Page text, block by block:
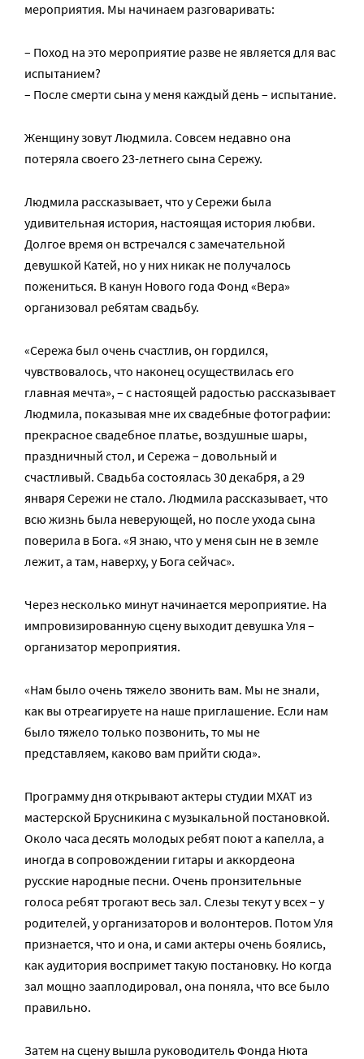
мероприятия. Мы начинаем разговаривать:
– Поход на это мероприятие разве не является для вас
испытанием?
– После смерти сына у меня каждый день – испытание.
Женщину зовут Людмила. Совсем недавно она
потеряла своего 23-летнего сына Сережу.
Людмила рассказывает, что у Сережи была
удивительная история, настоящая история любви.
Долгое время он встречался с замечательной
девушкой Катей, но у них никак не получалось
пожениться. В канун Нового года Фонд «Вера»
организовал ребятам свадьбу.
«Сережа был очень счастлив, он гордился,
чувствовалось, что наконец осуществилась его
главная мечта», – с настоящей радостью рассказывает
Людмила, показывая мне их свадебные фотографии:
прекрасное свадебное платье, воздушные шары,
праздничный стол, и Сережа – довольный и
счастливый. Свадьба состоялась 30 декабря, а 29
января Сережи не стало. Людмила рассказывает, что
всю жизнь была неверующей, но после ухода сына
поверила в Бога. «Я знаю, что у меня сын не в земле
лежит, а там, наверху, у Бога сейчас».
Через несколько минут начинается мероприятие. На
импровизированную сцену выходит девушка Уля –
организатор мероприятия.
«Нам было очень тяжело звонить вам. Мы не знали,
как вы отреагируете на наше приглашение. Если нам
было тяжело только позвонить, то мы не
представляем, каково вам прийти сюда».
Программу дня открывают актеры студии МХАТ из
мастерской Брусникина с музыкальной постановкой.
Около часа десять молодых ребят поют а капелла, а
иногда в сопровождении гитары и аккордеона
русские народные песни. Очень пронзительные
голоса ребят трогают весь зал. Слезы текут у всех – у
родителей, у организаторов и волонтеров. Потом Уля
признается, что и она, и сами актеры очень боялись,
как аудитория воспримет такую постановку. Но когда
зал мощно зааплодировал, она поняла, что все было
правильно.
Затем на сцену вышла руководитель Фонда Нюта